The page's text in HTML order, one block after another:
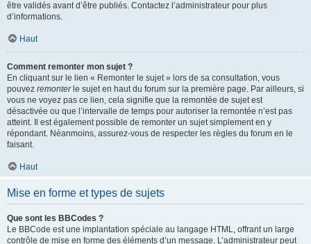
être validés avant d’être publiés. Contactez l’administrateur pour plus
d’informations.
Haut
Comment remonter mon sujet ?
En cliquant sur le lien « Remonter le sujet » lors de sa consultation, vous
pouvez remonterle sujet en haut du forum sur la première page. Par ailleurs, si
vous ne voyez pas ce lien, cela signifie que la remontée de sujet est
désactivée ou que l’intervalle de temps pour autoriser la remontée n’est pas
atteint. Il est également possible de remonter un sujet simplement en y
répondant. Néanmoins, assurez-vous de respecter les règles du forum en le
faisant.
Haut
Mise en forme et types de sujets
Que sont les BBCodes ?
Le BBCode est une implantation spéciale au langage HTML, offrant un large
contrôle de mise en forme des éléments d’un message. L’administrateur peut